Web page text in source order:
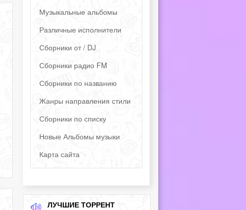
Музыкальные альбомы
Различные исполнители
Сборники от / DJ
Сборники радио FM
Сборники по названию
Жанры направления стили
Сборники по списку
Новые Альбомы музыки
Карта сайта
ЛУЧШИЕ ТОРРЕНТ